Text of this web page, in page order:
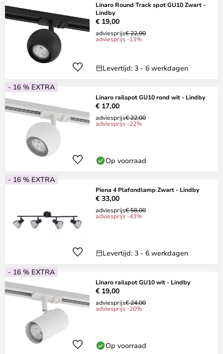
Linaro Round Track spot GU10 Zwart -
Lindby
€ 19,00
adviesprijs€ 22,00
adviesprijs -13%
Levertijd: 3 - 6 werkdagen
- 16 % EXTRA
Linaro railspot GU10 rond wit - Lindby
€ 17,00
adviesprijs€ 22,00
adviesprijs -22%
Op voorraad
- 16 % EXTRA
Piena 4 Plafondlamp Zwart - Lindby
€ 33,00
adviesprijs€ 58,00
adviesprijs -43%
Levertijd: 3 - 6 werkdagen
- 16 % EXTRA
Linaro railspot GU10 wit - Lindby
€ 19,00
adviesprijs€ 24,00
adviesprijs -20%
Op voorraad